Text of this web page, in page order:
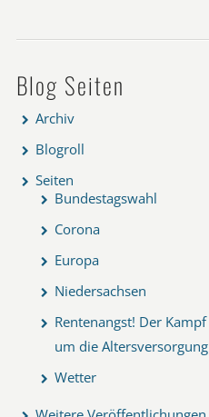
Blog Seiten
Archiv
Blogroll
Seiten
Bundestagswahl
Corona
Europa
Niedersachsen
Rentenangst! Der Kampf
um die Altersversorgung
Wetter